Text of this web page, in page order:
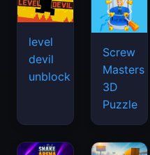
level
devil
unblock
Screw
Masters
3D
Puzzle